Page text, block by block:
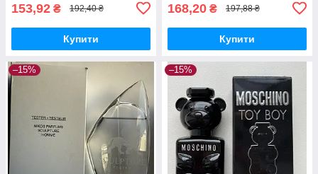
153,92 ₴ 192,40 ₴
Купити
168,20 ₴ 197,88 ₴
Купити
–15% –15%